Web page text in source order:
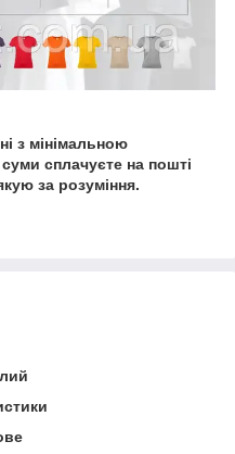
з мінімальною
сплачуєте на пошті
за розуміння.